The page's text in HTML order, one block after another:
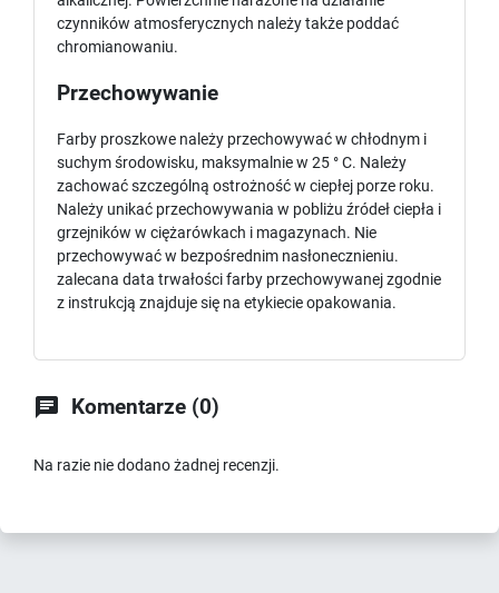
czynników atmosferycznych należy także poddać
chromianowaniu.
Przechowywanie
Farby proszkowe należy przechowywać w chłodnym i
suchym środowisku, maksymalnie w 25 ° C. Należy
zachować szczególną ostrożność w ciepłej porze roku.
Należy unikać przechowywania w pobliżu źródeł ciepła i
grzejników w ciężarówkach i magazynach. Nie
przechowywać w bezpośrednim nasłonecznieniu.
zalecana data trwałości farby przechowywanej zgodnie
z instrukcją znajduje się na etykiecie opakowania.
 Komentarze (0)
Na razie nie dodano żadnej recenzji.